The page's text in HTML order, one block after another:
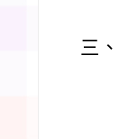
三、